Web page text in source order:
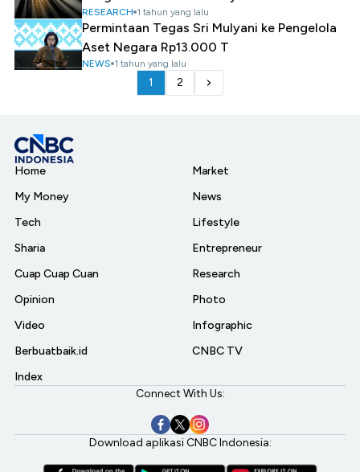
RESEARCH 1 tahun yang lalu
Permintaan Tegas Sri Mulyani ke Pengelola
Aset Negara Rp13.000 T
NEWS 1 tahun yang lalu
1 2
Home
My Money
Tech
Sharia
Cuap Cuap Cuan
Opinion
Video
Berbuatbaik.id
Index
Market
News
Lifestyle
Entrepreneur
Research
Photo
Infographic
CNBC TV
Connect With Us:
Download aplikasi CNBC Indonesia: